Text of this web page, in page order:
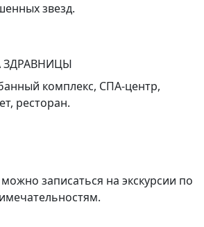
звезд.
ЗДРАВНИЦЫ
комплекс, СПА-центр,
ресторан.
записаться на экскурсии по